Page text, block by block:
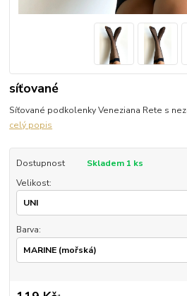
síťované
Síťované podkolenky Veneziana Rete s
celý popis
Dostupnost
Skladem 1 ks
Velikost:
Barva: